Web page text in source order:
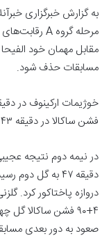
به گزارش خبرگزاری
مقابل مهمان خود
مسابقات حذف شود.
فشن ساکالا در دقیقه ۴۳ بازی را به تساوی کشاند.
در نیمه دوم نتیجه
دروازه پاختاکور کرد.
۴+۹۰ فشن ساکالا
صعود به دور بعدی